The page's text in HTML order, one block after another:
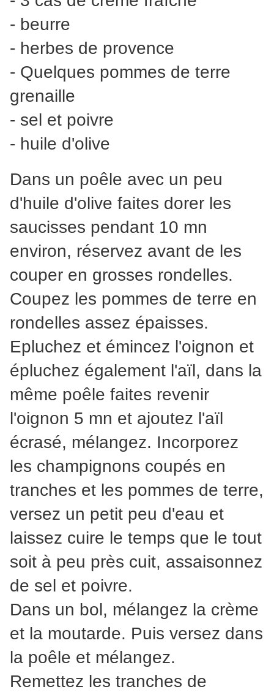
- beurre
- herbes de provence
- Quelques pommes de terre
grenaille
- sel et poivre
- huile d'olive
Dans un poêle avec un peu
d'huile d'olive faites dorer les
saucisses pendant 10 mn
environ, réservez avant de les
couper en grosses rondelles.
Coupez les pommes de terre en
rondelles assez épaisses.
Epluchez et émincez l'oignon et
épluchez également l'aïl, dans la
même poêle faites revenir
l'oignon 5 mn et ajoutez l'aïl
écrasé, mélangez. Incorporez
les champignons coupés en
tranches et les pommes de terre,
versez un petit peu d'eau et
laissez cuire le temps que le tout
soit à peu près cuit, assaisonnez
de sel et poivre.
Dans un bol, mélangez la crème
et la moutarde. Puis versez dans
la poêle et mélangez.
Remettez les tranches de